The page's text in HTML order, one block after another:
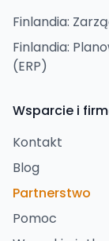
Finlandia:
Finlandia:
(ERP)
Wsparcie i
Kontakt
Blog
Partnerstwo
Pomoc